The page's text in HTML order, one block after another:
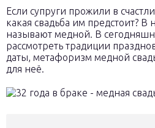
Если супруги прожили в
какая свадьба им предстоит? В
называют медной. В
рассмотреть традиции
даты, метафоризм медной
для неё.